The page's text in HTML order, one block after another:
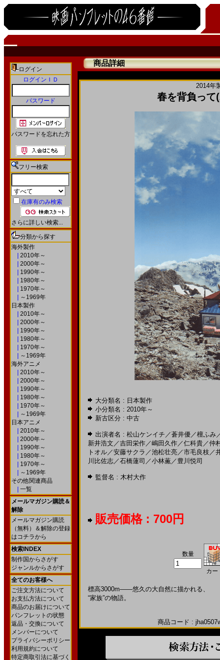
ログイン
ログインＩＤ
パスワード
パスワードを忘れた方
フリー検索
在庫有のみ検索
さらに詳しい検索...
分類から探す
海外製作
2010年～
2000年～
1990年～
1980年～
1970年～
～1969年
日本製作
2010年～
2000年～
1990年～
1980年～
1970年～
～1969年
海外アニメ
2010年～
2000年～
1990年～
1980年～
1970年～
～1969年
日本アニメ
2010年～
2000年～
1990年～
1980年～
1970年～
～1969年
その他関連商品
一覧
メールマガジン購読＆
解除
メールマガジン購読
（無料）＆解除の登録
はコチラから
検索INDEX
制作国からさがす
ジャンルからさがす
全てのお客様へ
ご注文方法について
お支払方法について
商品のお届けについて
パンフレットの状態
返品・交換について
メンバーについて
プライバシーポリシー
利用規約について
特定商取引法に基づく
商品詳細
2014年
春を背負って
大分類名 : 日本製作
小分類名 : 2010年～
新古区分 : 中古
出演者名 : 松山ケンイチ ／蒼井優／檀ふみ
新井浩文 ／吉田栄作／嶋田久作／仁科貴／仲
トオル／安藤サクラ ／池松壮亮／市毛良枝 ／
川比佐志／石橋蓮司 ／小林薫／ 豊川悦司
監督名 : 木村大作
販売価格 : 700円
数量
カー
標高3000m――悠久の大自然に描かれる、
“家族”の物語。
商品コード :